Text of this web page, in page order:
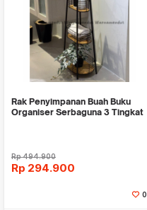
Rak Penyimpanan Buah Buku
Organiser Serbaguna 3 Tingkat
Rp494.900
Rp 294.900
0